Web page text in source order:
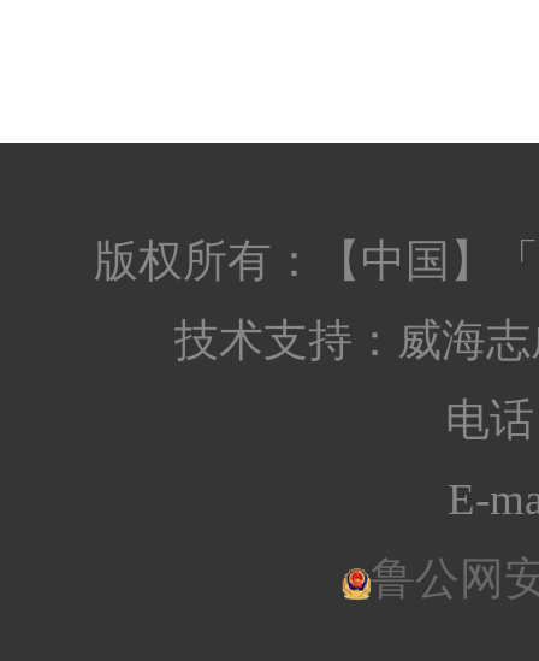
版权所有：【中国】
技术支持： 威海
电
E-
鲁公网